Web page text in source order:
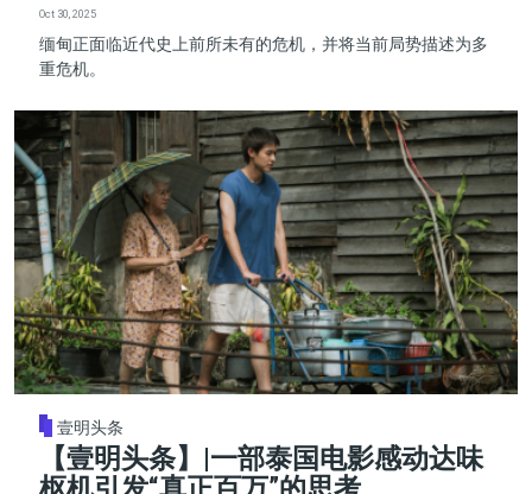
Oct 30, 2025
缅甸正面临近代史上前所未有的危机，并将当前局势描述为多
重危机。
壹明头条
【壹明头条】|一部泰国电影感动达味